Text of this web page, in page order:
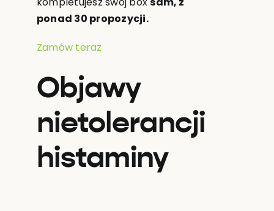
ponad 30 propozycji.
Zamów teraz
Objawy
nietolerancji
histaminy